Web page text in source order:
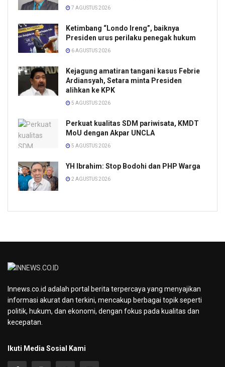
7 AGUSTUS 2026
Ketimbang “Londo Ireng”, baiknya
Presiden urus perilaku penegak hukum
6 AGUSTUS 2026
Kejagung amatiran tangani kasus Febrie
Ardiansyah, Setara minta Presiden
alihkan ke KPK
5 AGUSTUS 2026
Perkuat kualitas SDM pariwisata, KMDT
MoU dengan Akpar UNCLA
5 AGUSTUS 2026
YH Ibrahim: Stop Bodohi dan PHP Warga
2 AGUSTUS 2026
Innews.co.id adalah portal berita terpercaya yang menyajikan
informasi akurat dan terkini, mencakup berbagai topik seperti
politik, hukum, dan ekonomi, dengan fokus pada kualitas dan
kecepatan.
Ikuti Media Sosial Kami